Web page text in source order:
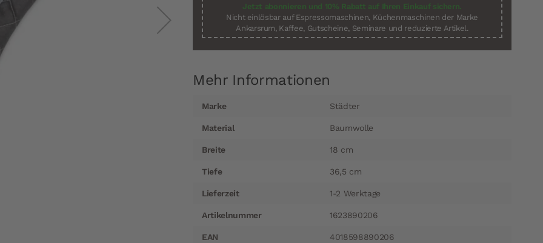
Jetzt abonnieren und 10% Rabatt auf Ihren Einkauf sichern.
Nicht einlösbar auf Espressomaschinen, Küchenmaschinen der Marke
Ankarsrum, Kaffee, Gutscheine, Seminare und reduzierte Artikel.
Mehr Informationen
Informationen
Marke Städter
Material Baumwolle
Breite 18 cm
Tiefe 36,5 cm
Lieferzeit 1-2 Werktage
Artikelnummer 1623890206
EAN 4018598890206